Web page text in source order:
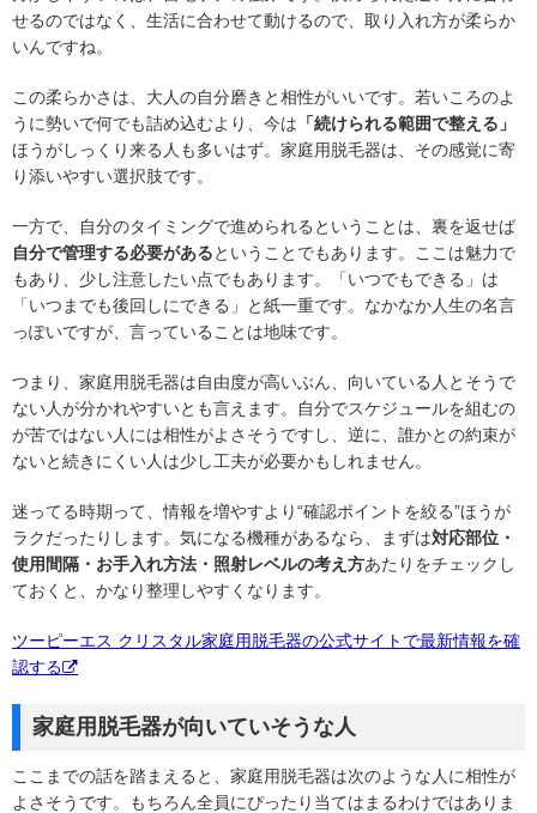
せるのではなく、生活に合わせて動けるので、取り入れ方が柔らか
いんですね。
この柔らかさは、大人の自分磨きと相性がいいです。若いころのよ
うに勢いで何でも詰め込むより、今は 「続けられる範囲で整える」
ほうがしっくり来る人も多いはず。家庭用脱毛器は、その感覚に寄
り添いやすい選択肢です。
一方で、自分のタイミングで進められるということは、裏を返せば
自分で管理する必要があるということでもあります。ここは魅力で
もあり、少し注意したい点でもあります。「いつでもできる」は
「いつまでも後回しにできる」と紙一重です。なかなか人生の名言
っぽいですが、言っていることは地味です。
つまり、家庭用脱毛器は自由度が高いぶん、向いている人とそうで
ない人が分かれやすいとも言えます。自分でスケジュールを組むの
が苦ではない人には相性がよさそうですし、逆に、誰かとの約束が
ないと続きにくい人は少し工夫が必要かもしれません。
迷ってる時期って、情報を増やすより“確認ポイントを絞る”ほうが
ラクだったりします。気になる機種があるなら、まずは対応部位・
使用間隔・お手入れ方法・照射レベルの考え方あたりをチェックし
ておくと、かなり整理しやすくなります。
ツーピーエス クリスタル家庭用脱毛器の公式サイトで最新情報を確
認する
家庭用脱毛器が向いていそうな人
ここまでの話を踏まえると、家庭用脱毛器は次のような人に相性が
よさそうです。もちろん全員にぴったり当てはまるわけではありま